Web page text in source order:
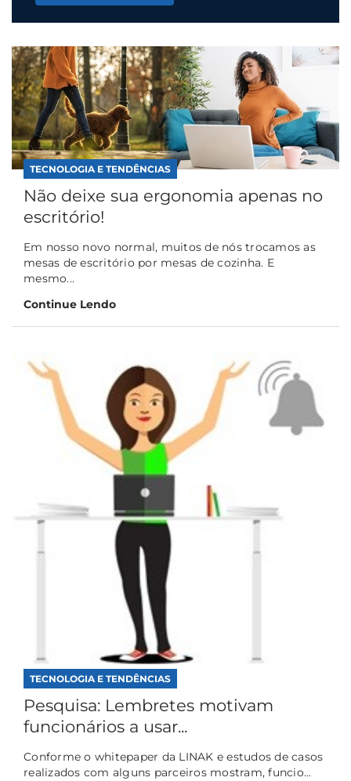
TECNOLOGIA E TENDÊNCIAS
Não deixe sua ergonomia apenas no
escritório!
Em nosso novo normal, muitos de nós trocamos as
mesas de escritório por mesas de cozinha. E
mesmo...
Continue Lendo
TECNOLOGIA E TENDÊNCIAS
Pesquisa: Lembretes motivam
funcionários a usar...
Conforme o whitepaper da LINAK e estudos de casos
realizados com alguns parceiros mostram, funcio...